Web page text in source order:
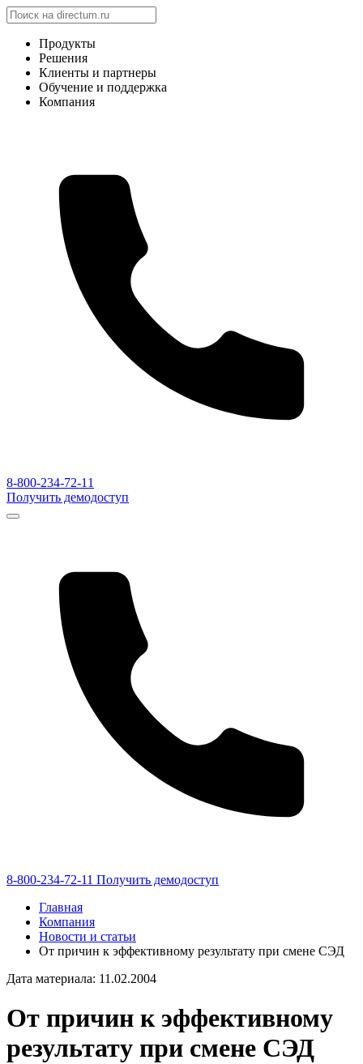
Продукты
Решения
Клиенты и партнеры
Обучение и поддержка
Компания
8-800-234-72-11
Получить демодоступ
8-800-234-72-11 Получить демодоступ
Главная
Компания
Новости и статьи
От причин к эффективному результату при смене СЭД
Дата материала: 11.02.2004
От причин к эффективному
результату при смене СЭД